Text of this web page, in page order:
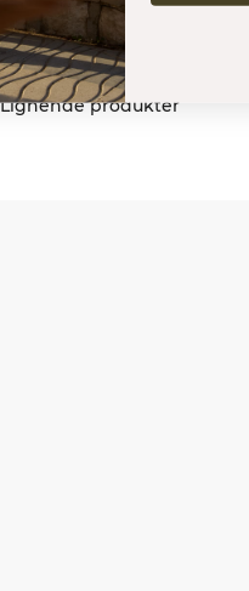
Levering og retur
Lignende produkter